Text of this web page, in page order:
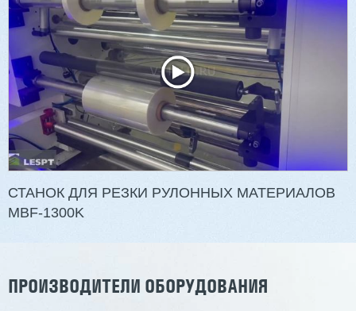
2 854 839 ₽
3 201 613 ₽
Артикул: 2497
Длина заготовки: 400-1500 мм
Макс. ширина заготовки: 580 мм
Станок проходного типа
Узлы: 4 пилы, 2 фрезы
СТАНОК ДЛЯ РЕЗКИ РУЛОННЫХ МАТЕРИАЛОВ
MBF-1300K
ПРОИЗВОДИТЕЛИ ОБОРУДОВАНИЯ